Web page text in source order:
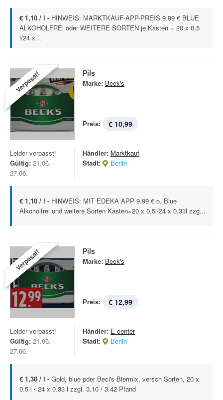
€ 1,10 / l - HINWEIS: MARKTKAUF-APP-PREIS 9.99 € BLUE
ALKOHOLFREl oder WEITERE SORTEN je Kasten = 20 x 0,5
l/24 x...
Verpasst! Pils
Marke: Beck's
Preis: € 10,99
Leider verpasst!
Gültig: 21.06. -
27.06.
Händler: Marktkauf
Stadt:
Berlin
€ 1,10 / l - HINWEIS: MIT EDEKA APP 9.99 € o. Blue
Alkoholfrei und weitere Sorten Kasten=20 x 0,5l/24 x 0,33l zzg...
Verpasst! Pils
Marke: Beck's
Preis: € 12,99
Leider verpasst!
Gültig: 21.06. -
27.06.
Händler: E center
Stadt:
Berlin
€ 1,30 / l - Gold, blue pder Becl's Biermix, versch Sorten, 20 x
0.5 l / 24 x 0.33 l zzgl. 3.10 / 3.42 Pfand